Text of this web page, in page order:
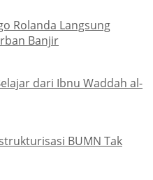
Rolanda Langsung
Banjir
dari Ibnu Waddah al-
BUMN Tak